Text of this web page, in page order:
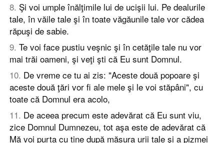
8. Şi voi umple înălţimile lui de ucişii lui. Pe dealurile
tale, în văile tale şi în toate văgăunile tale vor cădea
răpuşi de sabie.
9. Te voi face pustiu veşnic şi în cetăţile tale nu vor
mai trăi oameni, şi veţi şti că Eu sunt Domnul.
10. De vreme ce tu ai zis: "Aceste două popoare şi
aceste două ţări vor fi ale mele şi le voi stăpâni", cu
toate că Domnul era acolo,
11. De aceea precum este adevărat că Eu sunt viu,
zice Domnul Dumnezeu, tot aşa este de adevărat că
Mă voi purta cu tine după măsura urii tale şi a pizmei